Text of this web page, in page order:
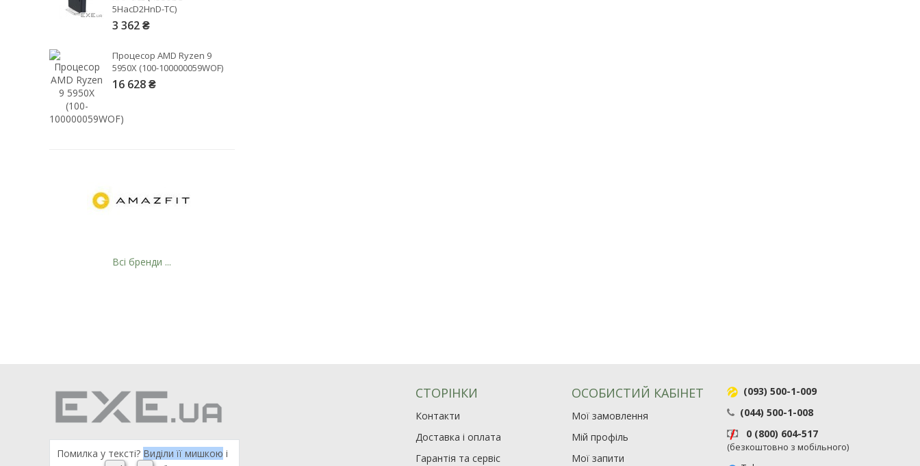
5HacD2HnD-TC)
3 362 ₴
Процесор AMD Ryzen 9
5950X (100-100000059WOF)
16 628 ₴
Всі бренди ...
Помилка у тексті? Виділи її мишкою і
СТОРІНКИ
Контакти
Доставка і оплата
Гарантія та сервіс
ОСОБИСТИЙ КАБІНЕТ
Мої замовлення
Мій профіль
Мої запити
(093) 500-1-009
(044) 500-1-008
0 (800) 604-517
(безкоштовно з мобільного)